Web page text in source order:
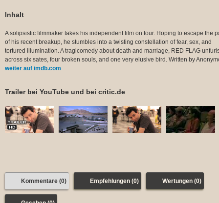
Inhalt
A solipsistic filmmaker takes his independent film on tour. Hoping to escape the
of his recent breakup, he stumbles into a twisting constellation of fear, sex, and
tortured illumination. A tragicomedy about death and marriage, RED FLAG
across six sates, four broken souls, and one very elusive bird. Written by
weiter auf imdb.com
Trailer bei YouTube und bei critic.de
Kommentare (0) Empfehlungen (0) Wertungen (0)